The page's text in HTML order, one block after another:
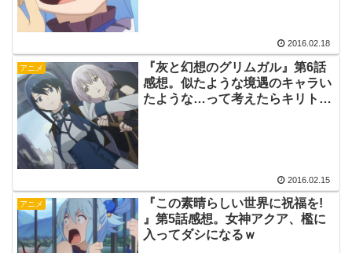
2016.02.18
アニメ
『灰と幻想のグリムガル』第6話
感想。似たような境遇のキャラい
たような…って考えたらキリトだ
2016.02.15
アニメ
『この素晴らしい世界に祝福を!
』第5話感想。女神アクア、檻に
入ってダシになるｗ